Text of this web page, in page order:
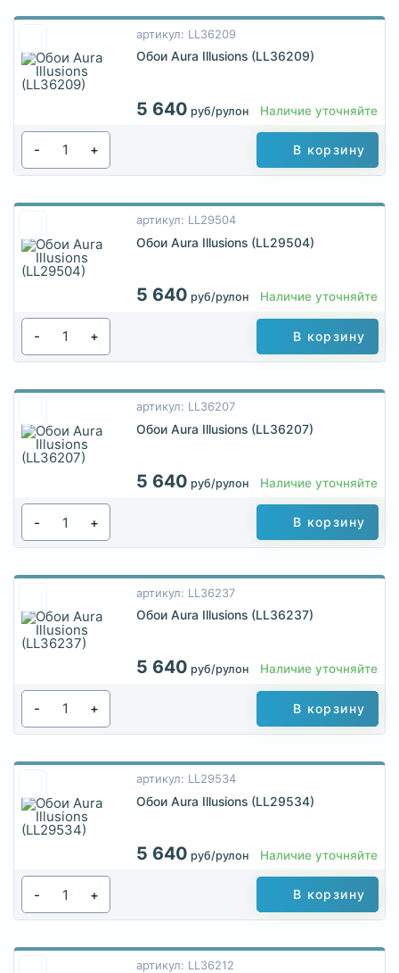
артикул: LL36209
Обои Aura Illusions (LL36209)
5 640 руб/рулон Наличие уточняйте
- + В корзину
артикул: LL29504
Обои Aura Illusions (LL29504)
5 640 руб/рулон Наличие уточняйте
- + В корзину
артикул: LL36207
Обои Aura Illusions (LL36207)
5 640 руб/рулон Наличие уточняйте
- + В корзину
артикул: LL36237
Обои Aura Illusions (LL36237)
5 640 руб/рулон Наличие уточняйте
- + В корзину
артикул: LL29534
Обои Aura Illusions (LL29534)
5 640 руб/рулон Наличие уточняйте
- + В корзину
артикул: LL36212